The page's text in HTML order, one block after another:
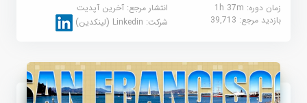
زمان دوره: 1h 37m
انتشار مرجع:آخرین آپدیت
بازدید مرجع:39,713 شرکت:Linkedin (لینکدین)